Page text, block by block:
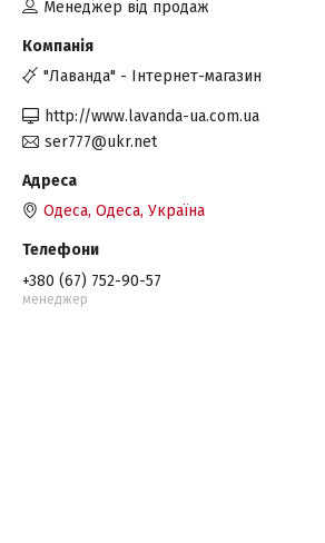
Менеджер від продаж
"Лаванда" - Інтернет-магазин
http://www.lavanda-ua.com.ua
ser777@ukr.net
Одеса, Одеса, Україна
+380 (67) 752-90-57
менеджер